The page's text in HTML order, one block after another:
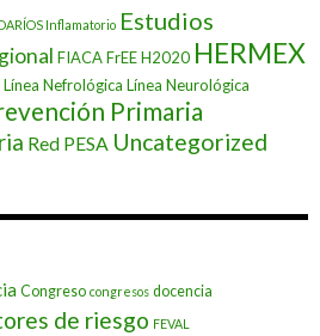
Inflamatorio Estudios
FIACAFrEEH2020 HERMEX
Línea Nefrológica Línea Neurológica
Primaria
Red PESA Uncategorized
Congreso congresos docencia
de riesgo FEVAL